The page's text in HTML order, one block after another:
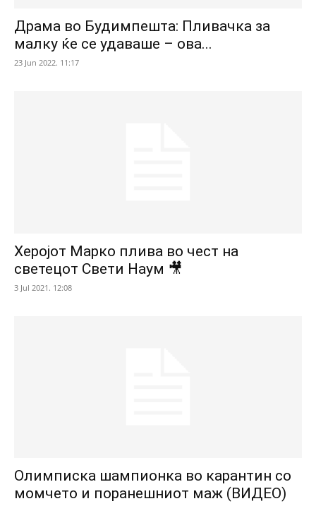
Драма во Будимпешта: Пливачка за
малку ќе се удаваше – ова...
23 Jun 2022. 11:17
Херојот Марко плива во чест на
светецот Свети Наум 🎥
3 Jul 2021. 12:08
Олимписка шампионка во карантин со
момчето и поранешниот маж (ВИДЕО)